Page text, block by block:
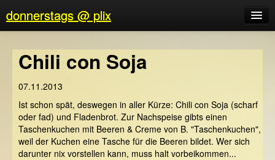
donnerstags @ plix
donnerstage
Verein
Chili con Soja
07.11.2013
Ist schon spät, deswegen in aller Kürze: Chili con Soja (scharf
oder fad) und Fladenbrot. Zur Nachspeise gibts einen
Taschenkuchen mit Beeren & Creme von B. "Taschenkuchen",
weil der Kuchen eine Tasche für die Beeren bildet. Wer sich
darunter nix vorstellen kann, muss halt vorbeikommen...